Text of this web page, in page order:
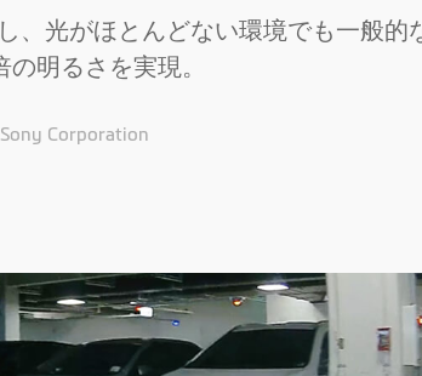
、光がほとんどない環境でも一般的
明るさを実現。
Corporation